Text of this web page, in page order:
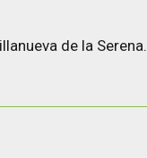
de la Serena.